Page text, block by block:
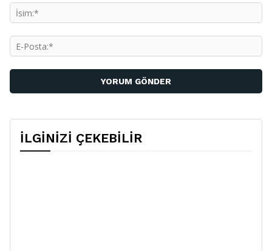
İLGİNİZİ ÇEKEBİLİR